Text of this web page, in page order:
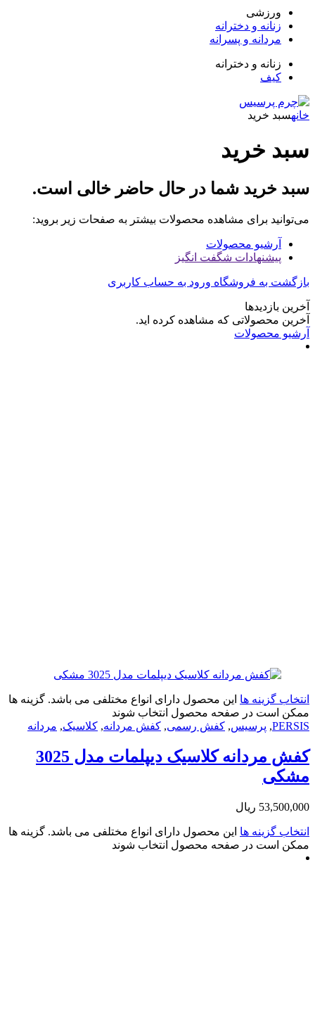
و دخترانه
و پسرانه
و دخترانه
شما در حال حاضر خالی است.
برای مشاهده محصولات بیشتر به صفحات زیر بروید:
محصولات
شگفت انگیز
به فروشگاهورود به حساب کاربری
که مشاهده کرده اید.
ها این محصول دارای انواع مختلفی می باشد. گزینه ها
در صفحه محصول انتخاب شوند
پرسیس, کفش رسمی, کفش مردانه, کلاسیک, مردانه
کفش مردانه کلاسیک دیپلمات مدل 3025
ریال
ها این محصول دارای انواع مختلفی می باشد. گزینه ها
در صفحه محصول انتخاب شوند